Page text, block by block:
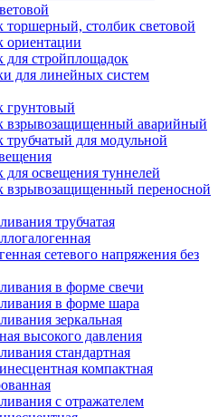
торшерный, столбик световой
ориентации
для стройплощадок
для линейных систем
грунтовый
взрывозащищенный аварийный
трубчатый для модульной
для освещения туннелей
взрывозащищенный переносной
трубчатая
сетевого напряжения без
в форме свечи
в форме шара
зеркальная
высокого давления
стандартная
компактная
с отражателем